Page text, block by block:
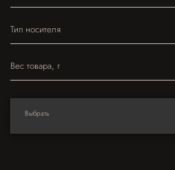
Тип носителя
Вес товара, г
Выбрать